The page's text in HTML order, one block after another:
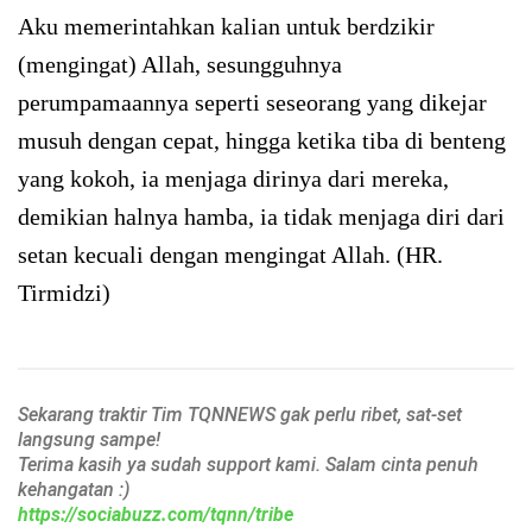
Aku memerintahkan kalian untuk berdzikir
(mengingat) Allah, sesungguhnya
perumpamaannya seperti seseorang yang dikejar
musuh dengan cepat, hingga ketika tiba di benteng
yang kokoh, ia menjaga dirinya dari mereka,
demikian halnya hamba, ia tidak menjaga diri dari
setan kecuali dengan mengingat Allah. (HR.
Tirmidzi)
Sekarang traktir Tim TQNNEWS gak perlu ribet, sat-set
langsung sampe!
Terima kasih ya sudah support kami. Salam cinta penuh
kehangatan :)
https://sociabuzz.com/tqnn/tribe